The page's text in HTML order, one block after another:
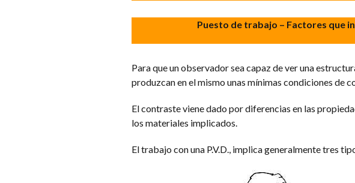
Puesto de trabajo – Factores que
Para que un observador sea capaz de ver una
produzcan en el mismo unas mínimas condiciones de
El contraste viene dado por diferencias en las
los materiales implicados.
El trabajo con una P.V.D., implica generalmente tres